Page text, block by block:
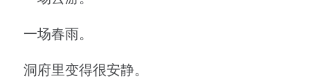
一场春雨。
洞府里变得很安静。